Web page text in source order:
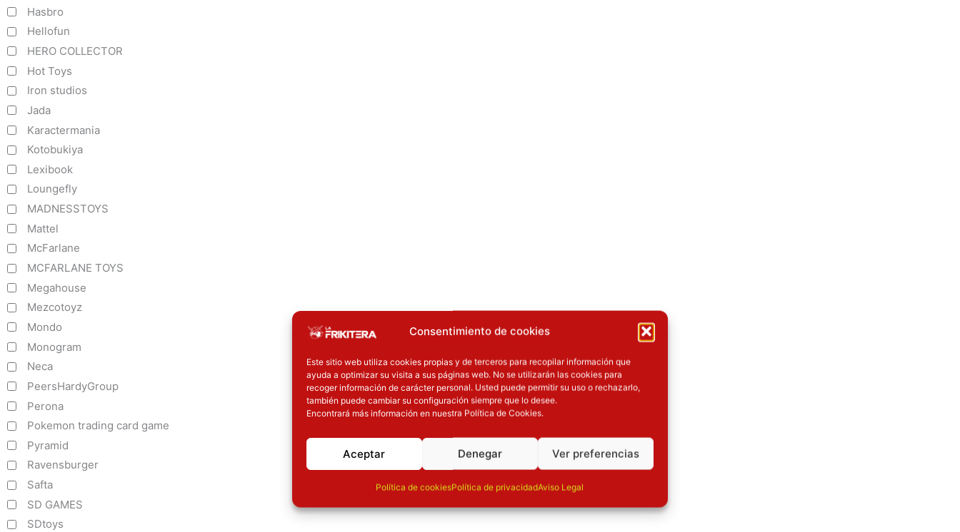
Consentimiento de cookies
Este sitio web utiliza cookies propias y de terceros para recopilar información que
ayuda a optimizar su visita a sus páginas web. No se utilizarán las cookies para
recoger información de carácter personal. Usted puede permitir su uso o rechazarlo,
también puede cambiar su configuración siempre que lo desee.
Encontrará más información en nuestra Política de Cookies.
Aceptar Denegar Ver preferencias
Política de cookiesPolítica de privacidadAviso Legal
Hasbro
Hellofun
HERO COLLECTOR
Hot Toys
Iron studios
Jada
Karactermania
Kotobukiya
Lexibook
Loungefly
MADNESSTOYS
Mattel
McFarlane
MCFARLANE TOYS
Megahouse
Mezcotoyz
Mondo
Monogram
Neca
PeersHardyGroup
Perona
Pokemon trading card game
Pyramid
Ravensburger
Safta
SD GAMES
SDtoys